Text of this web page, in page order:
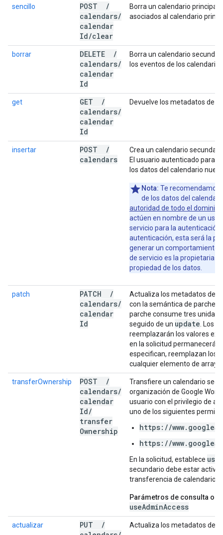
sencillo POST
/
calendars/
calendar
Id/clear
Borra un calendario
asociados al calendario
borrar DELETE
/
calendars/
calendar
Id
Borra un calendario
los eventos de los
get GET
/
calendars/
calendar
Id
Devuelve los metadatos de
insertar POST
/
calendars
Crea un calendario
El usuario autenticado para
los datos del calendario
Nota: Te recomendamos
de los datos del
autoridad de todo el dominio
actúen en nombre de un
servicio para la
autenticación, esta será la
generar un comportamiento
de servicio es la propietaria
propiedad de los datos.
patch PATCH
/
calendars/
calendar
Id
Actualiza los metadatos de
con la semántica de
parche consume tres
seguido de un update . Los
reemplazarán los valores
en la solicitud permanecerán
especifican, reemplazan los
cualquier elemento de array
transferOwnership POST
/
calendars/
calendar
Id/
transfer
Ownership
Transfiere un calendario
organización de Google
usuario con el privilegio de
uno de los siguientes
https://
https://
En la solicitud, establece use
secundario debe estar
transferencia de calendarios
Parámetros de consulta
useAdminAccess
actualizar PUT
/
Actualiza los metadatos de